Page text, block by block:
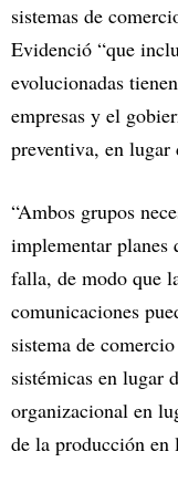
sistemas de
Evidenció “que
evolucionadas
empresas y el
preventiva, en lugar
“Ambos grupos
implementar planes
falla, de modo que
comunicaciones
sistema de
sistémicas en lugar
organizacional en
de la producción en